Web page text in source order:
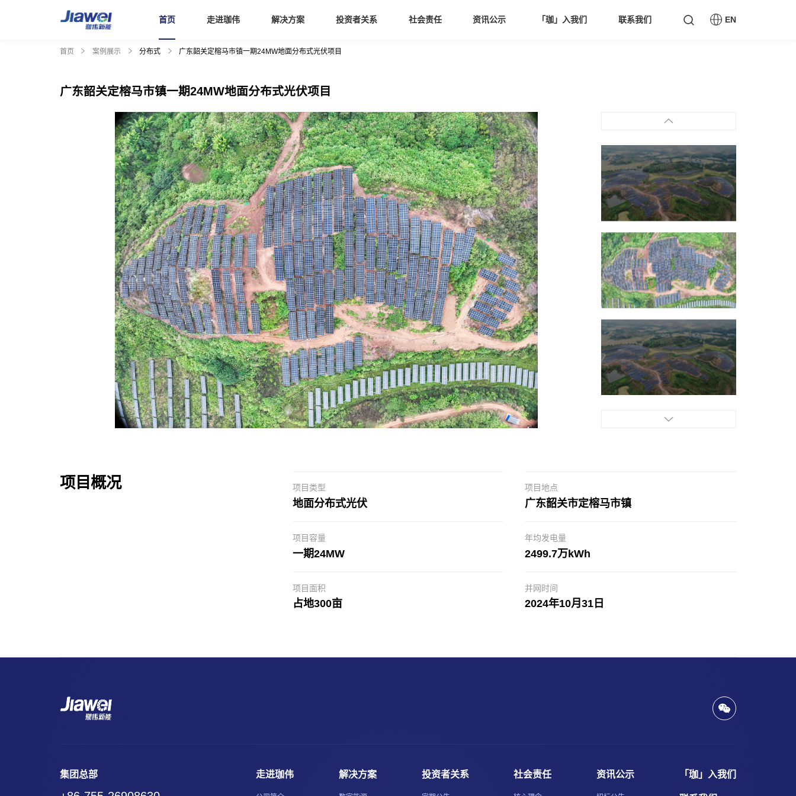
首页 走进珈伟 解决方案 投资者关系 社会责任 资讯公示 「珈」入我们 联系我们 EN
首页 案例展示 分布式 广东韶关定榕马市镇一期24MW地面分布式光伏项目
广东韶关定榕马市镇一期24MW地面分布式光伏项目
项目概况 项目类型
地面分布式光伏
项目地点
广东韶关市定榕马市镇
项目容量
一期24MW
年均发电量
2499.7万kWh
项目面积
占地300亩
并网时间
2024年10月31日
集团总部 走进珈伟 解决方案 投资者关系 社会责任 资讯公示 「珈」入我们